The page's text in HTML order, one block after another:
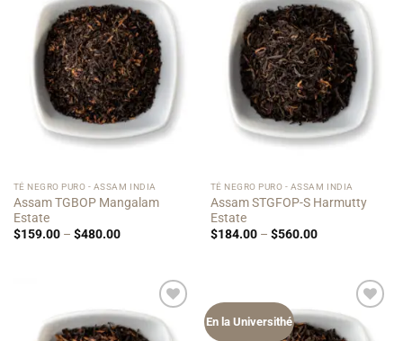
Add to
Wishlist
TÉ NEGRO PURO - ASSAM INDIA
Assam TGBOP Mangalam
Estate
$159.00 – $480.00Price
$480.00
Add to
Wishlist
TÉ NEGRO PURO - ASSAM INDIA
Assam STGFOP-S Harmutty
Estate
$184.00 – $560.00Price
$560.00
Add to
Wishlist
En la Universithé
Add to
Wishlist